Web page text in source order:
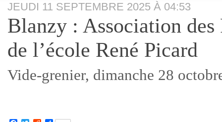
JEUDI 11 SEPTEMBRE 2025 À 04:53
Blanzy : Association des
de l’école René Picard
Vide-grenier, dimanche 28